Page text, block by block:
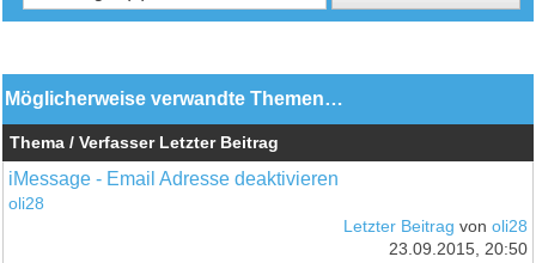
Möglicherweise verwandte Themen…
Thema / Verfasser Letzter Beitrag
iMessage - Email Adresse deaktivieren
oli28
Letzter Beitrag von oli28
23.09.2015, 20:50